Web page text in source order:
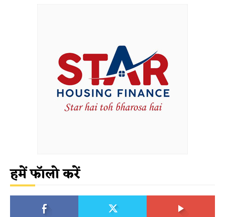
हमें फॉलो करें